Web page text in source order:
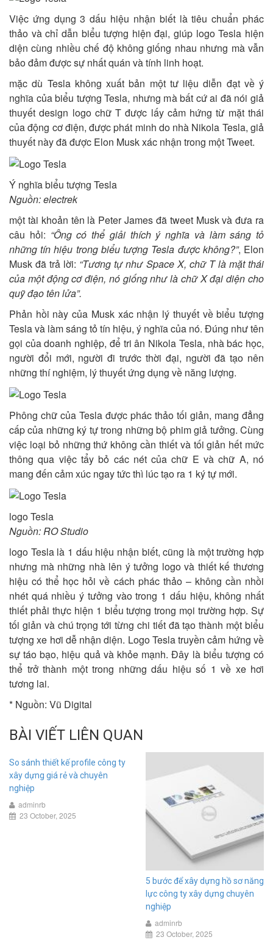
Việc ứng dụng 3 dấu hiệu nhận biết là tiêu chuẩn phác
thảo và chỉ dẫn biểu tượng hiện đại, giúp logo Tesla hiện
diện cùng nhiều chế độ không giống nhau nhưng mà vẫn
bảo đảm được sự nhất quán và tính linh hoạt.
mặc dù Tesla không xuất bản một tư liệu diễn đạt về ý
nghĩa của biểu tượng Tesla, nhưng mà bất cứ ai đã nói giả
thuyết design logo chữ T được lấy cảm hứng từ mặt thái
của động cơ điện, được phát minh do nhà Nikola Tesla, giả
thuyết này đã được Elon Musk xác nhận trong một Tweet.
Ý nghĩa biểu tượng Tesla
Nguồn: electrek
một tài khoản tên là Peter James đã tweet Musk và đưa ra
câu hỏi: “Ông có thể giải thích ý nghĩa và làm sáng tỏ
những tín hiệu trong biểu tượng Tesla được không?”, Elon
Musk đã trả lời: “Tương tự như Space X, chữ T là mặt thái
của một động cơ điện, nó giống như là chữ X đại diện cho
quỹ đạo tên lửa”.
Phản hồi này của Musk xác nhận lý thuyết về biểu tượng
Tesla và làm sáng tỏ tín hiệu, ý nghĩa của nó. Đúng như tên
gọi của doanh nghiệp, để tri ân Nikola Tesla, nhà bác học,
người đổi mới, người đi trước thời đại, người đã tạo nên
những thí nghiệm, lý thuyết ứng dụng về năng lượng.
Phông chữ của Tesla được phác thảo tối giản, mang đẳng
cấp của những ký tự trong những bộ phim giả tưởng. Cùng
việc loại bỏ những thứ không cần thiết và tối giản hết mức
thông qua việc tẩy bỏ các nét của chữ E và chữ A, nó
mang đến cảm xúc ngay tức thì lúc tạo ra 1 ký tự mới.
logo Tesla
Nguồn: RO Studio
logo Tesla là 1 dấu hiệu nhận biết, cũng là một trường hợp
nhưng mà những nhà lên ý tưởng logo và thiết kế thương
hiệu có thể học hỏi về cách phác thảo – không cần nhồi
nhét quá nhiều ý tưởng vào trong 1 dấu hiệu, không nhất
thiết phải thực hiện 1 biểu tượng trong mọi trường hợp. Sự
tối giản và chú trọng tới từng chi tiết đã tạo thành một biểu
tượng xe hơi dễ nhận diện. Logo Tesla truyền cảm hứng về
sự táo bạo, hiệu quả và khỏe mạnh. Đây là biểu tượng có
thể trở thành một trong những dấu hiệu số 1 về xe hơi
tương lai.
* Nguồn: Vũ Digital
BÀI VIẾT LIÊN QUAN
So sánh thiết kế profile công ty
xây dựng giá rẻ và chuyên
nghiệp
adminrb
23 October, 2025
5 bước để xây dựng hồ sơ năng
lực công ty xây dựng chuyên
nghiệp
adminrb
23 October, 2025